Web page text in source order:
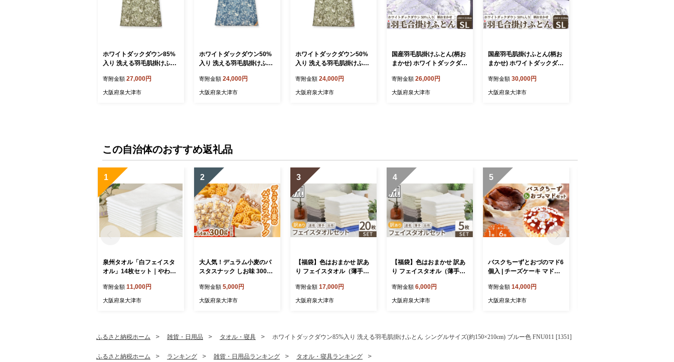
ホワイトダックダウン85%
入り 洗える羽毛肌掛けふと
10cm) グリーン色 FNU011
[1353]
寄附金額 27,000円
大阪府泉大津市
ホワイトダックダウン50%
入り 洗える羽毛肌掛けふと
10cm) ブルー色 FNU010 [1
348]
寄附金額 24,000円
大阪府泉大津市
ホワイトダックダウン50%
入り 洗える羽毛肌掛けふと
10cm) グリーン色 FNU010
[1350]
寄附金額 24,000円
大阪府泉大津市
国産羽毛肌掛けふとん(柄お
まかせ) ホワイトダックダウ
サイズ(約150×210cm) FNU
-017 [4719]
寄附金額 26,000円
大阪府泉大津市
国産羽毛肌掛けふとん(柄お
まかせ) ホワイトダックダウ
サイズ(約150×210cm) FNU
-018 [4720]
寄附金額 30,000円
大阪府泉大津市
この自治体のおすすめ返礼品
1
泉州タオル「白フェイスタ
オル」14枚セット｜やわら
吸水性 普段使い 泉州タオル
[3810]
寄附金額 11,000円
大阪府泉大津市
2
大人気！デュラム小麦のパ
スタスナック しお味 300g
ク菓子 個包装 パスタ スナ
ック 塩味 しお味 おやつ お
寄附金額 5,000円
大阪府泉大津市
3
【福袋】色はおまかせ 訳あ
り フェイスタオル（薄手）
国産タオル アウトレット お
試し 個数限定 タオルセット
タオル 個数限定タオル タオ
オル ハンドタオル たおる
寄附金額 17,000円
大阪府泉大津市
4
【福袋】色はおまかせ 訳あ
り フェイスタオル（薄手）
国産タオル アウトレット お
試し 個数限定 タオルセット
タオル 個数限定タオル タオ
寄附金額 6,000円
大阪府泉大津市
5
バスクちーずとおづのマド6
個入 | チーズケーキ マドレ
菓子 洋菓子
寄附金額 14,000円
大阪府泉大津市
ふるさと納税ホーム 雑貨・日用品 タオル・寝具 ホワイトダックダウン85%入り 洗える羽毛肌掛けふとん シングルサイズ(約150×210cm) ブルー色 FNU011 [1351]
ふるさと納税ホーム ランキング 雑貨・日用品ランキング タオル・寝具ランキング